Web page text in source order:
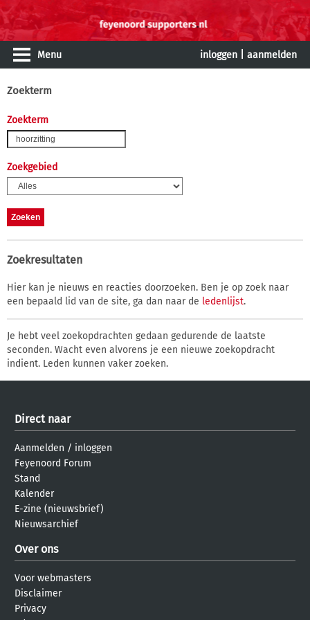
Menu inloggen aanmelden
Zoekterm
Zoekterm
Zoekgebied
Zoekresultaten
Hier kan je nieuws en reacties doorzoeken. Ben je op zoek naar
een bepaald lid van de site, ga dan naar de ledenlijst.
Je hebt veel zoekopdrachten gedaan gedurende de laatste
seconden. Wacht even alvorens je een nieuwe zoekopdracht
indient. Leden kunnen vaker zoeken.
Direct naar
Aanmelden / inloggen
Feyenoord Forum
Stand
Kalender
E-zine (nieuwsbrief)
Nieuwsarchief
Over ons
Voor webmasters
Disclaimer
Privacy